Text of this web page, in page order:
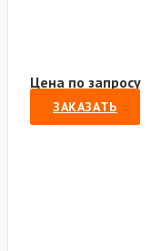
Цена по запросу
ЗАКАЗАТЬ